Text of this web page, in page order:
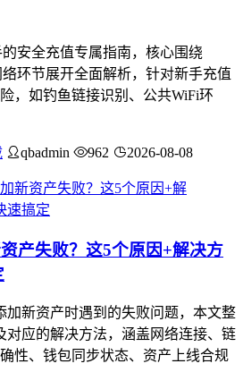
的安全充值专属指南，核心围绕
络环节展开全面解析，针对新手充值
，如钓鱼链接识别、公共WiFi环
qbadmin 962 2026-08-08
产失败？这5个原因+解决方
加新资产时遇到的失败问题，本文整
对应的解决方法，涵盖网络连接、链
性、钱包同步状态、资产上线合规